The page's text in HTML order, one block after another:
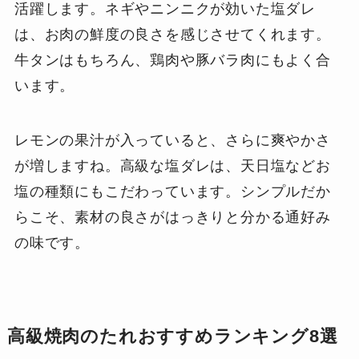
活躍します。ネギやニンニクが効いた塩ダレ
は、お肉の鮮度の良さを感じさせてくれます。
牛タンはもちろん、鶏肉や豚バラ肉にもよく合
います。
レモンの果汁が入っていると、さらに爽やかさ
が増しますね。高級な塩ダレは、天日塩などお
塩の種類にもこだわっています。シンプルだか
らこそ、素材の良さがはっきりと分かる通好み
の味です。
高級焼肉のたれおすすめランキング8選